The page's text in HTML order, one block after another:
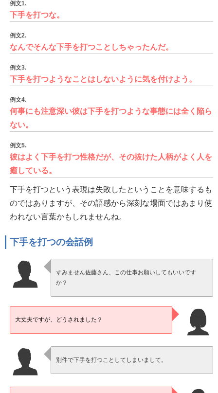
例文1.
下手を打つな。
例文2.
なんでそんな下手を打つことしちゃったんだ。
例文3.
下手を打つようなことはしないように気を付けよう。
例文4.
何事にも注意深い彼は下手を打つような事態には全く陥ら
ない。
例文5.
彼はよく下手を打つ性格だが、その抜けた人柄がよく人を
癒している。
下手を打つという表現は失敗したということを意味するも
のではありますが、その語感から深刻な場面ではあまり使
われない言葉かもしれませんね。
下手を打つの会話例
すみません佐藤さん、この仕事お願いしてもいいです
か？
大丈夫ですが、どうされました？
別件で下手を打つことしてしまいまして。